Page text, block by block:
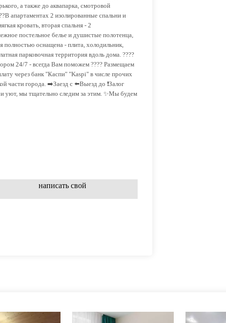
а также до аквапарка, смотровой
апартаментах 2 изолированные спальни и
кровать, вторая спальня - 2
постельное белье и душистые полотенца,
полностью оснащена - плита, холодильник,
парковочная территория вдоль дома. ????
24/7 - всегда Вам поможем ???? Размещаем
через банк "Каспи" "Kaspi" в числе прочих
части города. ➡️Заезд с ⬅️Выезд до ❗Залог
и уют, мы тщательно следим за этим. ✨Мы будем
написать свой